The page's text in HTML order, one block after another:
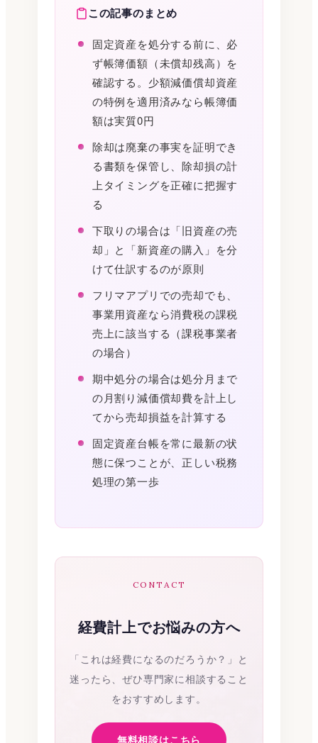
この記事のまとめ
固定資産を処分する前に、必
ず帳簿価額（未償却残高）を
確認する。少額減価償却資産
の特例を適用済みなら帳簿価
額は実質0円
除却は廃棄の事実を証明でき
る書類を保管し、除却損の計
上タイミングを正確に把握す
る
下取りの場合は「旧資産の売
却」と「新資産の購入」を分
けて仕訳するのが原則
フリマアプリでの売却でも、
事業用資産なら消費税の課税
売上に該当する（課税事業者
の場合）
期中処分の場合は処分月まで
の月割り減価償却費を計上し
てから売却損益を計算する
固定資産台帳を常に最新の状
態に保つことが、正しい税務
処理の第一歩
CONTACT
経費計上でお悩みの方へ
「これは経費になるのだろうか？」と
迷ったら、ぜひ専門家に相談すること
をおすすめします。
無料相談はこちら